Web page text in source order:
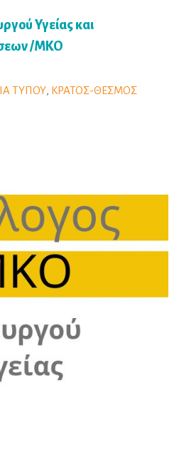
Υγείας και
/ΜΚΟ
ΤΥΠΟΥ, ΚΡΑΤΟΣ-ΘΕΣΜΟΣ